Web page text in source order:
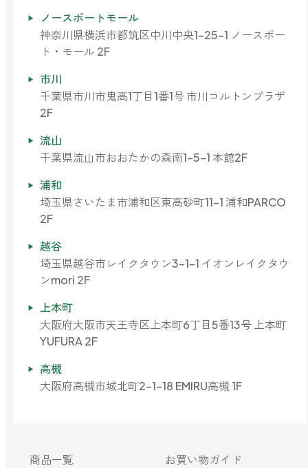
ノースポートモール
神奈川県横浜市都筑区中川中央1-25-1 ノースポー
ト・モール 2F
市川
千葉県市川市鬼高1丁目1番1号 市川コルトンプラザ
2F
流山
千葉県流山市おおたかの森南1-5-1 本館2F
浦和
埼玉県さいたま市浦和区東高砂町11-1 浦和PARCO
2F
越谷
埼玉県越谷市レイクタウン3-1-1 イオンレイクタウ
ンmori 2F
上本町
大阪府大阪市天王寺区上本町6丁目5番13号 上本町
YUFURA 2F
高槻
大阪府高槻市城北町2-1-18 EMIRU高槻 1F
商品一覧 お買い物ガイド